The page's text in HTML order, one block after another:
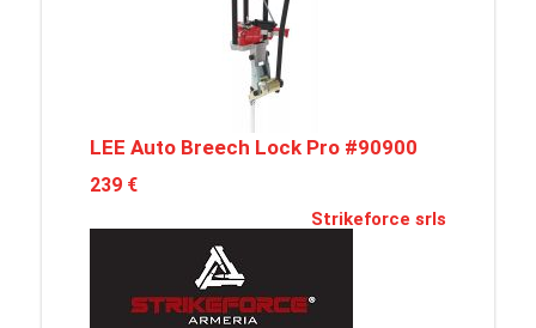
LEE Auto Breech Lock Pro #90900
239 €
Strikeforce srls